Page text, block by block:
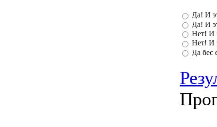
Да! И
Да! И
Нет! И
Нет! И
Да бес